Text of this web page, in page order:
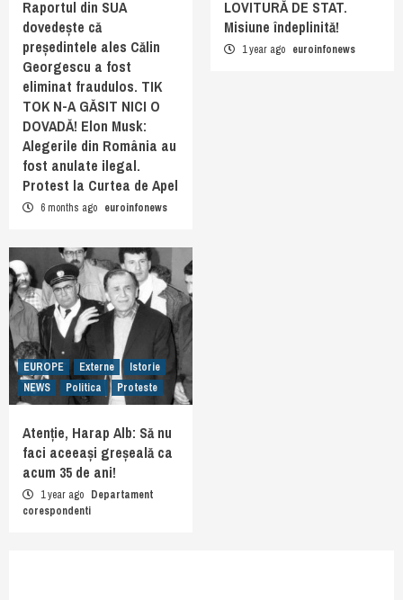
Raportul din SUA
dovedește că
președintele ales Călin
Georgescu a fost
eliminat fraudulos. TIK
TOK N-A GĂSIT NICI O
DOVADĂ! Elon Musk:
Alegerile din România au
fost anulate ilegal.
Protest la Curtea de Apel
6 months ago euroinfonews
LOVITURĂ DE STAT.
Misiune îndeplinită!
1 year ago euroinfonews
EUROPE Externe
Istorie
NEWS
Politica Proteste
Atenție, Harap Alb: Să nu
faci aceeași greșeală ca
acum 35 de ani!
1 year ago Departament
corespondenti